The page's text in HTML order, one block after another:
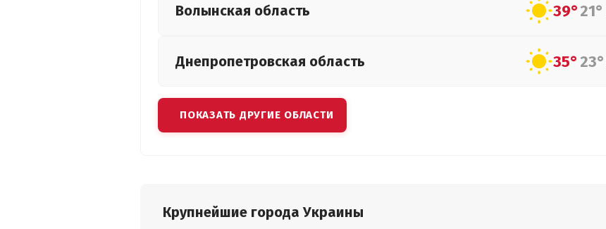
Волынская область 39°21°
Днепропетровская область 35°23°
ПОКАЗАТЬ ДРУГИЕ ОБЛАСТИ
Крупнейшие города Украины